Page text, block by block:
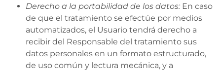
Derecho a la portabilidad de los datos: En caso
de que el tratamiento se efectúe por medios
automatizados, el Usuario tendrá derecho a
recibir del Responsable del tratamiento sus
datos personales en un formato estructurado,
de uso común y lectura mecánica, y a